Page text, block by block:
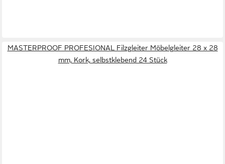
MASTERPROOF PROFESIONAL Filzgleiter Möbelgleiter 28 x 28
mm, Kork, selbstklebend 24 Stück